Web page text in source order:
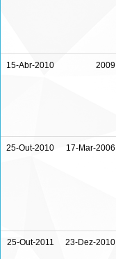
15-Abr-2010 2009
25-Out-2010 17-Mar-2006
25-Out-2011 23-Dez-2010